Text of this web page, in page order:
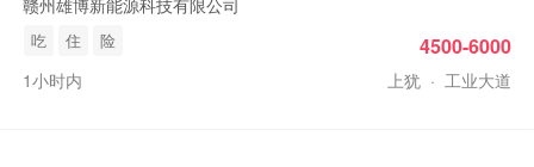
赣州雄博新能源科技有限公司
吃 住 险
1小时内 上犹 · 工业大道
4500-6000